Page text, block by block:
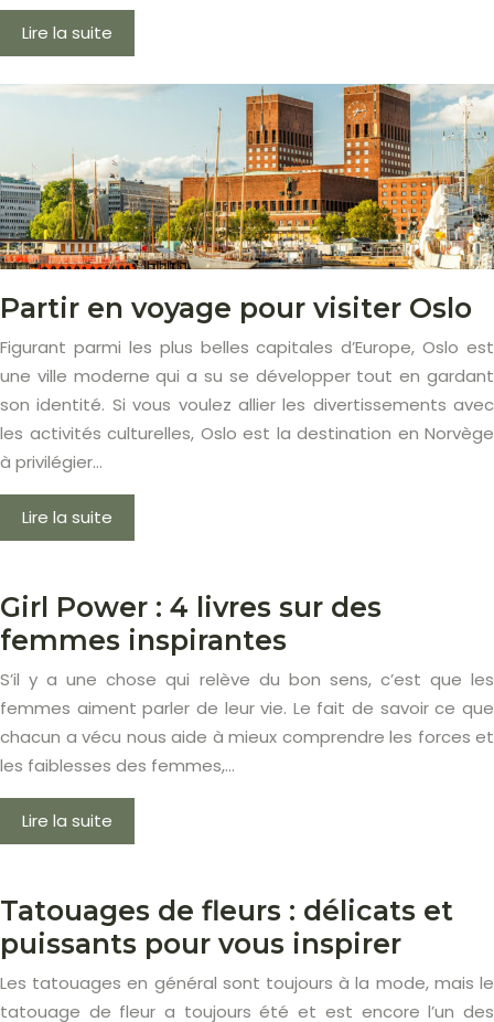
Lire la suite
Partir en voyage pour visiter Oslo
Figurant parmi les plus belles capitales d’Europe, Oslo est
une ville moderne qui a su se développer tout en gardant
son identité. Si vous voulez allier les divertissements avec
les activités culturelles, Oslo est la destination en Norvège
à privilégier…
Lire la suite
Girl Power : 4 livres sur des
femmes inspirantes
S’il y a une chose qui relève du bon sens, c’est que les
femmes aiment parler de leur vie. Le fait de savoir ce que
chacun a vécu nous aide à mieux comprendre les forces et
les faiblesses des femmes,…
Lire la suite
Tatouages de fleurs : délicats et
puissants pour vous inspirer
Les tatouages en général sont toujours à la mode, mais le
tatouage de fleur a toujours été et est encore l’un des